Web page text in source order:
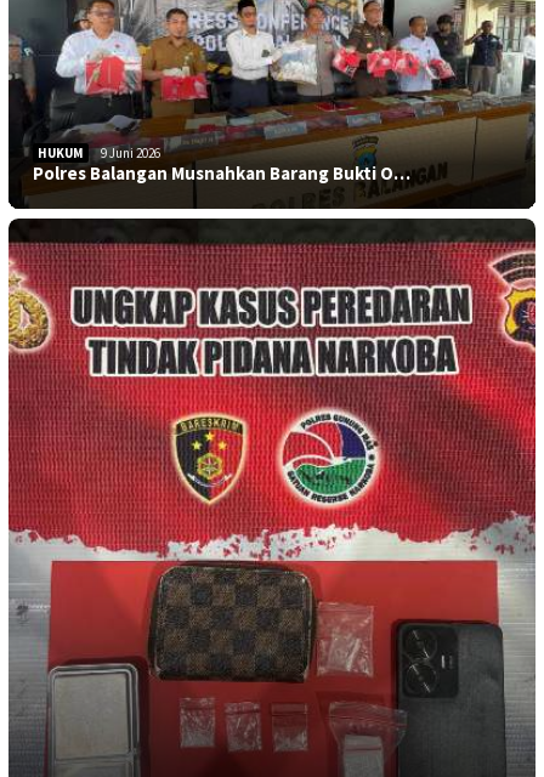
HUKUM 9 Juni 2026
Polres Balangan Musnahkan Barang Bukti O…